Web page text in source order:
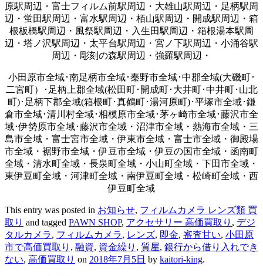
原駅周辺・富士フィルム前駅周辺・大雄山駅周辺・足柄駅周
辺・蛍田駅周辺・富水駅周辺・栢山駅周辺・開成駅周辺・箱
根板橋駅周辺・風祭駅周辺・入生田駅周辺・箱根湯本駅周
辺・塔ノ沢駅周辺・太平台駅周辺・宮ノ下駅周辺・小涌谷駅
周辺・彫刻の森駅周辺・強羅駅周辺・
小田原市全域･南足柄市全域･秦野市全域･中郡全域(大磯町･
二宮町）･足柄上郡全域(松田町･開成町･大井町･中井町･山北
町)･足柄下郡全域(箱根町･真鶴町･湯河原町)･平塚市全域･鎌
倉市全域･清川村全域･相模原市全域･茅ヶ崎市全域･藤沢市全
域･伊勢原市全域･藤沢市全域・沼津市全域・熱海市全域・三
島市全域・富士宮市全域・伊東市全域・富士市全域・御殿場
市全域・裾野市全域・伊豆市全域・伊豆の国市全域・函南町
全域・清水町全域・長泉町全域・小山町全域・下田市全域・
東伊豆町全域・河津町全域・南伊豆町全域・松崎町全域・西
伊豆町全域
This entry was posted in お知らせ, フィルムカメラ レンズ類 買
取り and tagged PAWN SHOP, アクセサリー 高価買取り , デジ
タルカメラ, フィルムカメラ, レンズ, 即金, 審査甘い, 小田原
市で高価買取り , 融資, 資金繰り , 質屋, 銀行から借り入れでき
ない, 高価買取り on 2018年7月5日 by kaitori-king.